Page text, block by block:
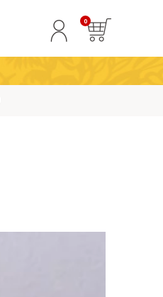
0